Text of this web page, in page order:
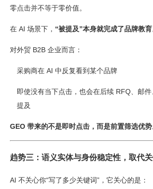
零点击并不等于零价值。
在 AI 场景下， “被提及”本身就完成了品牌教育
对外贸 B2B 企业而言：
采购商在 AI 中反复看到某个品牌
即使没有当下点击，也会在后续 RFQ、邮
提及
GEO 带来的不是即时点击，而是前置筛选优势
趋势三：语义实体与身份稳定性，取代
AI 不关心你“写了多少关键词”，它关心的是：